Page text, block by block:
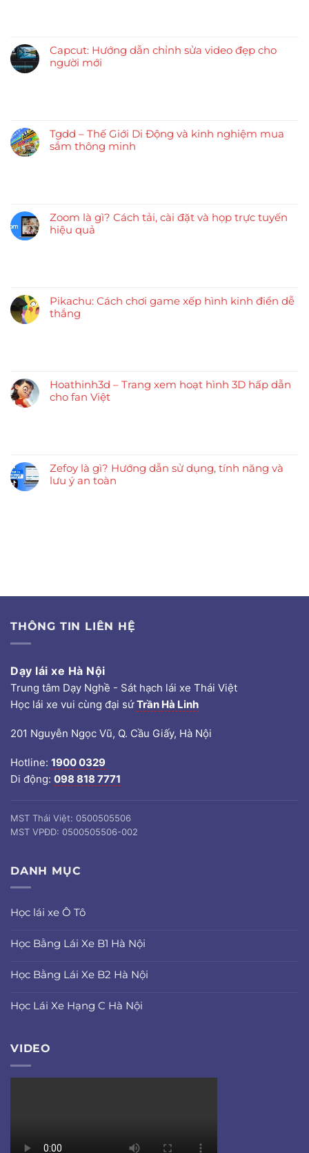
Capcut: Hướng dẫn chỉnh sửa video đẹp cho
người mới
Tgdd – Thế Giới Di Động và kinh nghiệm mua
sắm thông minh
Zoom là gì? Cách tải, cài đặt và họp trực tuyến
hiệu quả
Pikachu: Cách chơi game xếp hình kinh điển dễ
thắng
Hoathinh3d – Trang xem hoạt hình 3D hấp dẫn
cho fan Việt
Zefoy là gì? Hướng dẫn sử dụng, tính năng và
lưu ý an toàn
THÔNG TIN LIÊN HỆ
Dạy lái xe Hà Nội
Trung tâm Dạy Nghề - Sát hạch lái xe Thái Việt
Học lái xe vui cùng đại sứTrần Hà Linh
201 Nguyễn Ngọc Vũ, Q. Cầu Giấy, Hà Nội
Hotline: 1900 0329
Di động: 098 818 7771
MST Thái Việt: 0500505506
MST VPĐD: 0500505506-002
DANH MỤC
Học lái xe Ô Tô
Học Bằng Lái Xe B1 Hà Nội
Học Bằng Lái Xe B2 Hà Nội
Học Lái Xe Hạng C Hà Nội
VIDEO